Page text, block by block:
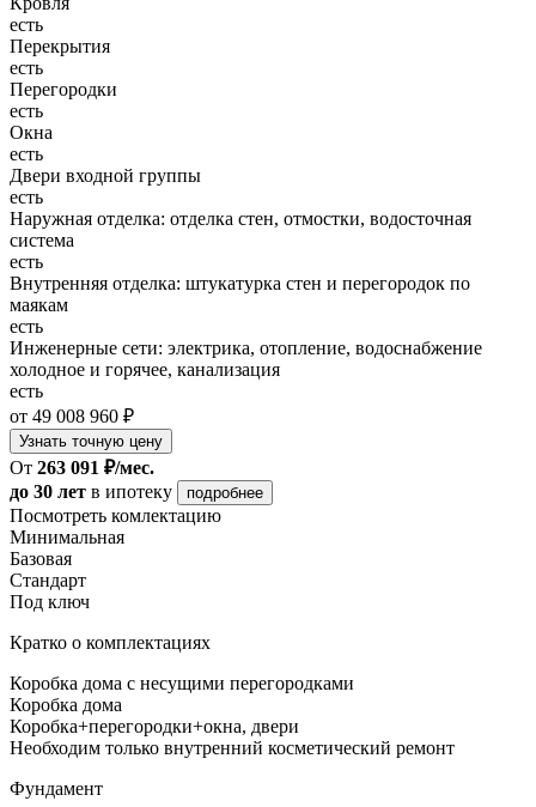
есть
Перекрытия
есть
Перегородки
есть
Окна
есть
Двери входной группы
есть
Наружная отделка: отделка стен, отмостки, водосточная
система
есть
Внутренняя отделка: штукатурка стен и перегородок по
маякам
есть
Инженерные сети: электрика, отопление, водоснабжение
холодное и горячее, канализация
есть
от 49 008 960 ₽
Узнать точную цену
От 263 091 ₽/мес.
до 30 лет в ипотеку подробнее
Посмотреть комлектацию
Минимальная
Базовая
Стандарт
Под ключ
Кратко о комплектациях
Коробка дома с несущими перегородками
Коробка дома
Коробка+перегородки+окна, двери
Необходим только внутренний косметический ремонт
Фундамент